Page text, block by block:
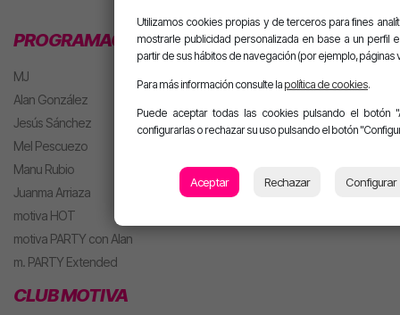
PROGRAMACIÓN
MJ
Alan González
Jesús Sánchez
Mel Pescuezo
Manu Rubio
Juanma Arriaza
motiva HOT
motiva PARTY con Alan
m. PARTY Extended
CLUB MOTIVA
Utilizamos cookies propias y de terceros para fines
mostrarle publicidad personalizada en base a un perfil
partir de sus hábitos de navegación (por ejemplo, páginas
Para más información consulte la política de cookies.
Puede aceptar todas las cookies pulsando el botón
configurarlas o rechazar su uso pulsando el botón
Aceptar Rechazar Configurar